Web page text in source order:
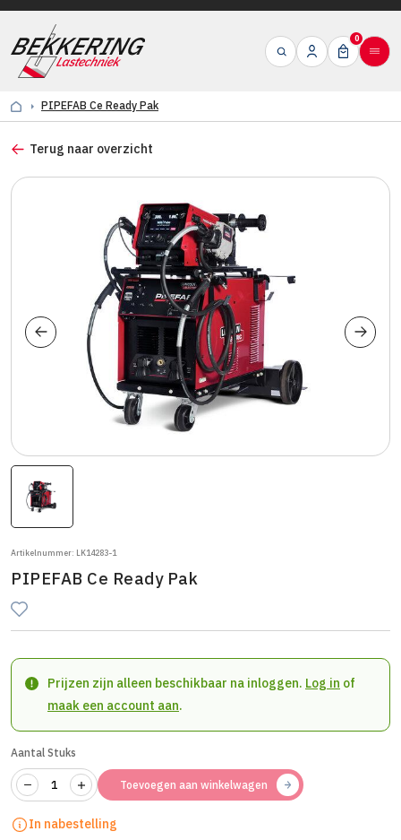
0
PIPEFAB Ce Ready Pak
Terug naar overzicht
Artikelnummer: LK14283-1
PIPEFAB Ce Ready Pak
Prijzen zijn alleen beschikbaar na inloggen. Log in of
maak een account aan.
Aantal Stuks
Toevoegen aan winkelwagen
In nabestelling